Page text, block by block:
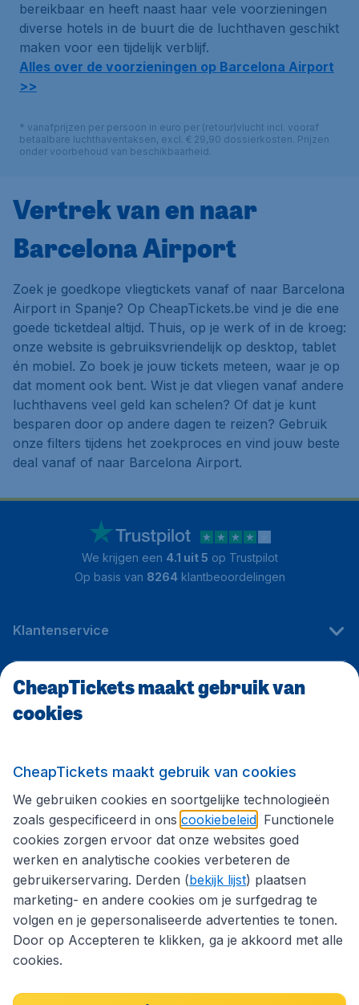
bereikbaar en heeft naast haar vele voorzieningen
diverse hotels in de buurt die de luchthaven geschikt
maken voor een tijdelijk verblijf.
Alles over de voorzieningen op Barcelona Airport
>>
* vanafprijzen per persoon in euro per (retour)vlucht incl. vooraf
betaalbare luchthaventaksen, excl. € 29,90 dossierkosten. Prijzen
onder voorbehoud van beschikbaarheid.
Vertrek van en naar
Barcelona Airport
Zoek je goedkope vliegtickets vanaf of naar Barcelona
Airport in Spanje? Op CheapTickets.be vind je die ene
goede ticketdeal altijd. Thuis, op je werk of in de kroeg:
onze website is gebruiksvriendelijk op desktop, tablet
én mobiel. Zo boek je jouw tickets meteen, waar je op
dat moment ook bent. Wist je dat vliegen vanaf andere
luchthavens veel geld kan schelen? Of dat je kunt
besparen door op andere dagen te reizen? Gebruik
onze filters tijdens het zoekproces en vind jouw beste
deal vanaf of naar Barcelona Airport.
We krijgen een 4.1 uit 5 op Trustpilot
Op basis van 8264klantbeoordelingen
Klantenservice
CheapTickets.be
Volg CheapTickets.be
CheapTickets maakt gebruik van
cookies
CheapTickets maakt gebruik van cookies
We gebruiken cookies en soortgelijke technologieën
zoals gespecificeerd in ons cookiebeleid . Functionele
cookies zorgen ervoor dat onze websites goed
werken en analytische cookies verbeteren de
gebruikerservaring. Derden (bekijk lijst) plaatsen
marketing- en andere cookies om je surfgedrag te
volgen en je gepersonaliseerde advertenties te tonen.
Door op Accepteren te klikken, ga je akkoord met alle
cookies.